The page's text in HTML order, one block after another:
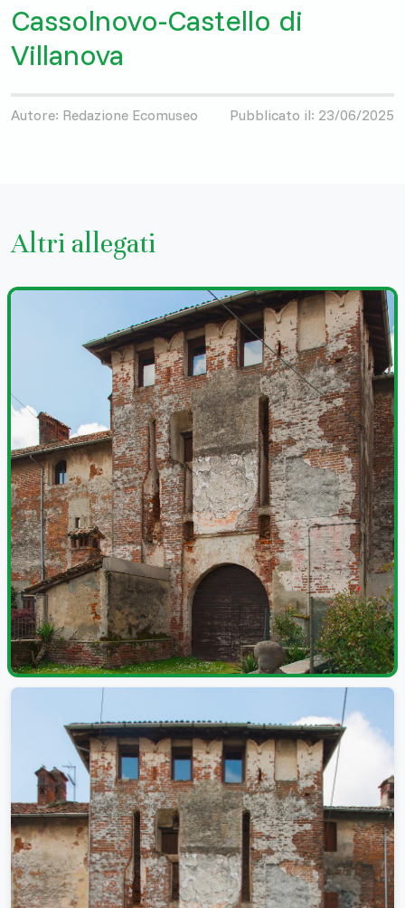
Cassolnovo-Castello di
Villanova
Autore: Redazione Ecomuseo Pubblicato il: 23/06/2025
Altri allegati